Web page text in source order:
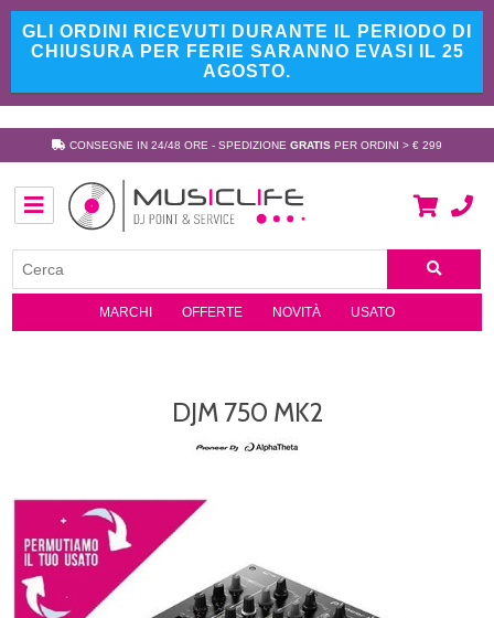
GLI ORDINI RICEVUTI DURANTE IL PERIODO DI
CHIUSURA PER FERIE SARANNO EVASI IL 25
AGOSTO.
CONSEGNE IN 24/48 ORE - SPEDIZIONE GRATIS PER ORDINI > € 299
MARCHI OFFERTE NOVITÀ USATO
DJM 750 MK2